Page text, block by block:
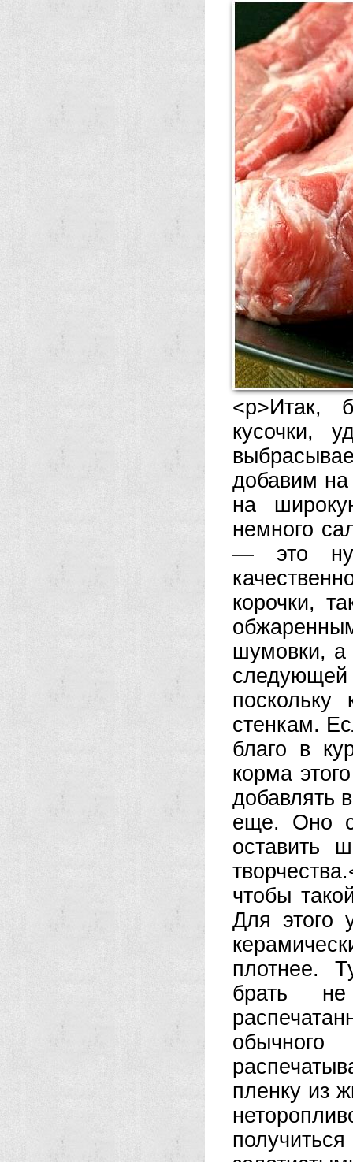
<р>Итак,
кусочки,
добавим
на
немного
— это
корочки,
шумовки, а
следующей
стенкам.
благо в
корма
добавлять
еще. Оно
оставить
творчества.
чтобы
Для этого
плотнее.
брать
пленку из